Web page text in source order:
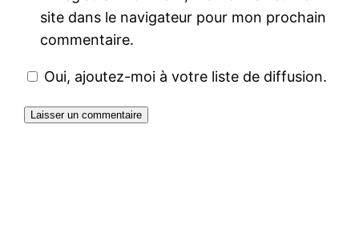
site dans le navigateur pour mon prochain
commentaire.
Oui, ajoutez-moi à votre liste de diffusion.